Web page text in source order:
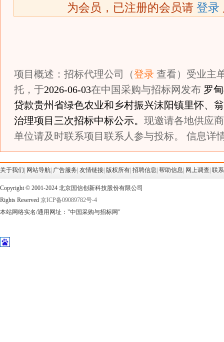
为会员，已注册的会员请 登录
项目概述：招标代理公司（登录 查看）受业主
托，于2026-06-03在中国采购与招标网发布 罗
贷款贵州省绿色农业和乡村振兴沫阳镇里怀、
治理项目三次招标中标公示。 现邀请各地供应
单位请及时联系项目联系人参与投标。 信息详
关于我们 网站导航 广告服务 友情链接 版权所有 招聘信息 帮助信息 网上调查 联
Copyright © 2001-2024 北京国信创新科技股份有限公司
Rights Reserved 京ICP备09089782号-4
本站网络实名/通用网址："中国采购与招标网"